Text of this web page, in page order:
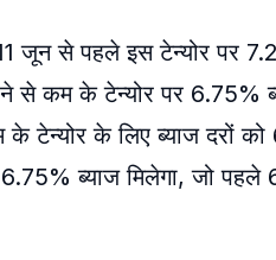
जून से पहले इस टेन्योर पर
से कम के टेन्योर पर 6.75%
के लिए ब्याज दरों
ब्याज मिलेगा, जो पहले